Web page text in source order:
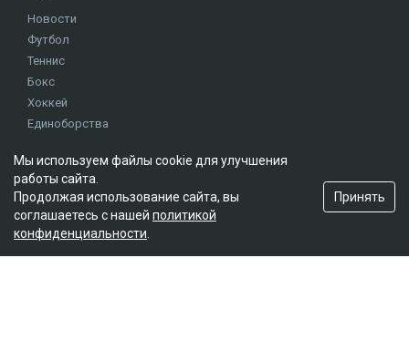
Новости
Футбол
Теннис
Бокс
Хоккей
Единоборства
Олимпиада
Редакция
О проекте
Мы используем файлы cookie для улучшения
работы сайта.
Продолжая использование сайта, вы
соглашаетесь с нашей политикой
конфиденциальности
Принять